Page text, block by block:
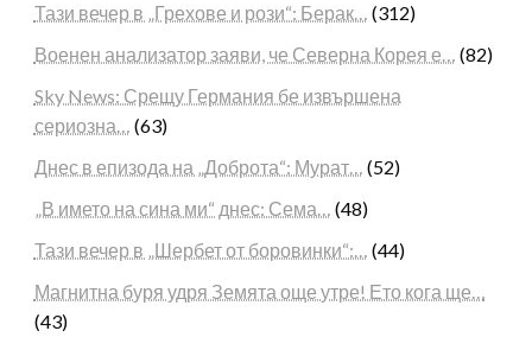
Тази вечер в „Грехове и рози“: Берак… (312)
Военен анализатор заяви, че Северна Корея е… (82)
Sky News: Срещу Германия бе извършена
сериозна… (63)
Днес в епизода на „Доброта“: Мурат… (52)
„В името на сина ми“ днес: Сема… (48)
Тази вечер в „Шербет от боровинки“:… (44)
Магнитна буря удря Земята още утре! Ето кога ще…
(43)